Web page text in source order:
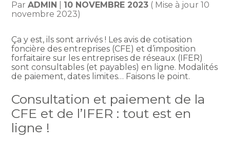
ParADMIN 10 NOVEMBRE 2023 ( Mise à jour 10
novembre 2023)
Ça y est, ils sont arrivés ! Les avis de cotisation
foncière des entreprises (CFE) et d’imposition
forfaitaire sur les entreprises de réseaux (IFER)
sont consultables (et payables) en ligne. Modalités
de paiement, dates limites… Faisons le point.
Consultation et paiement de la
CFE et de l’IFER : tout est en
ligne !